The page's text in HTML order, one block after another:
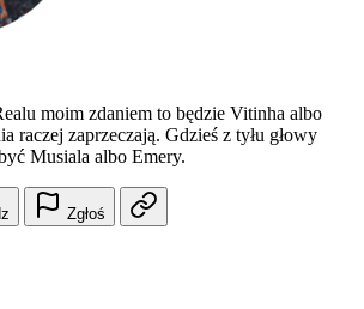
moim zdaniem to będzie Vitinha albo
raczej zaprzeczają. Gdzieś z tyłu głowy
Musiala albo Emery.
Zgłoś